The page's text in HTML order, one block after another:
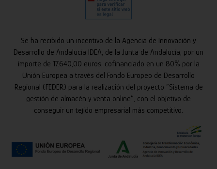
Se ha recibido un incentivo de la Agencia de Innovación y
Desarrollo de Andalucía IDEA, de la Junta de Andalucía, por un
importe de 17.640,00 euros, cofinanciado en un 80% por la
Unión Europea a través del Fondo Europeo de Desarrollo
Regional (FEDER) para la realización del proyecto “Sistema de
gestión de almacén y venta online”, con el objetivo de
conseguir un tejido empresarial más competitivo.